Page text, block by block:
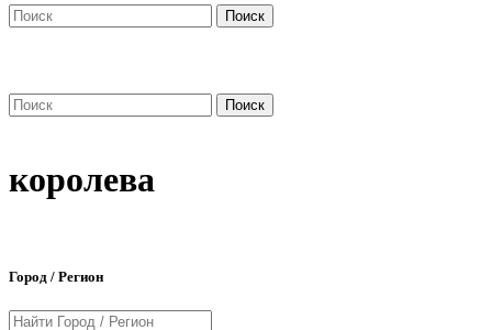
Поиск
Поиск
королева
Город / Регион